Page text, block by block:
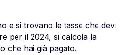
e si trovano le tasse che devi
per il 2024, si calcola la
che hai già pagato.